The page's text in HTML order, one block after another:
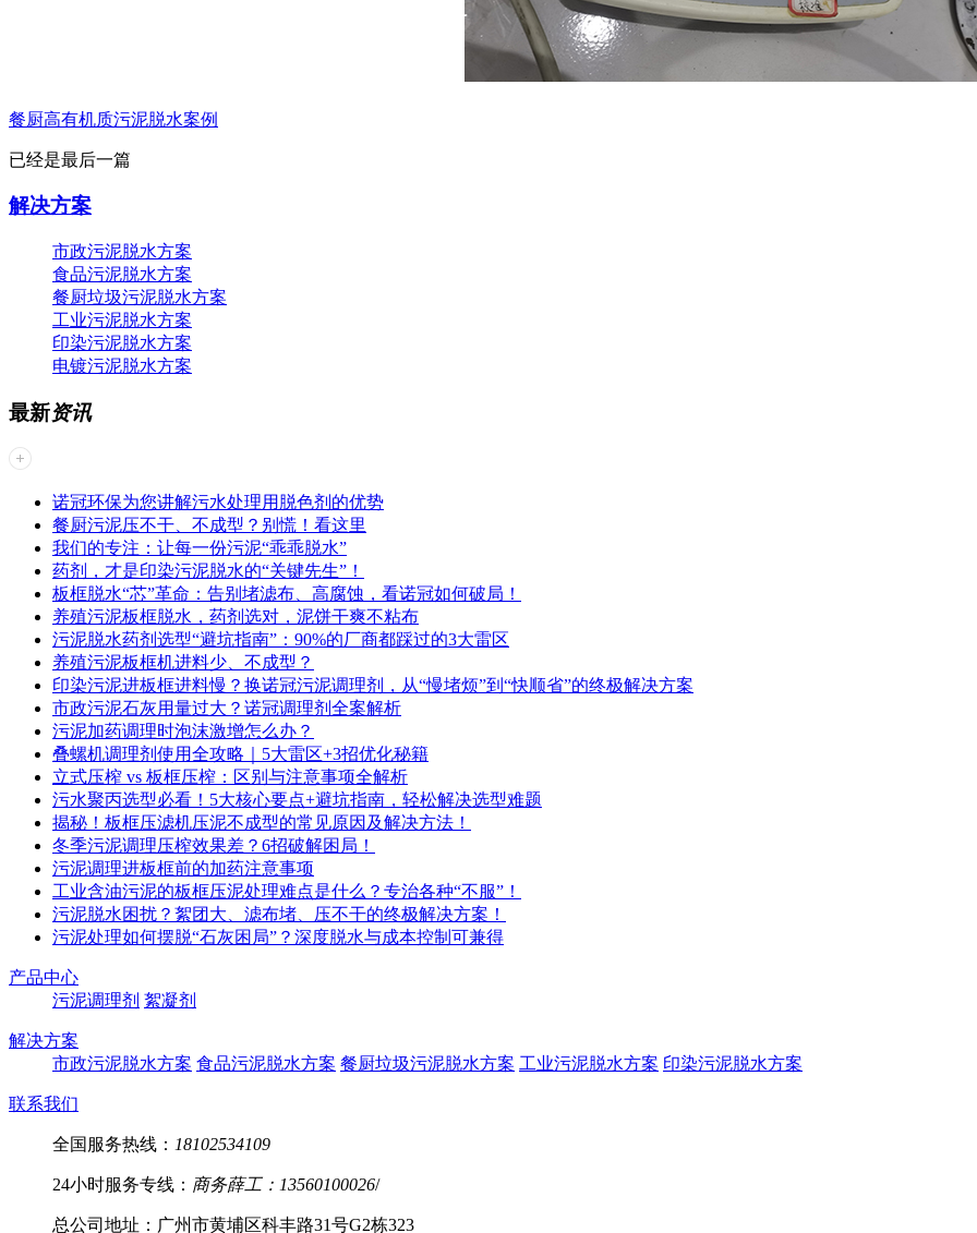
餐厨高有机质污泥脱水案例
已经是最后一篇
解决方案
市政污泥脱水方案
食品污泥脱水方案
餐厨垃圾污泥脱水方案
工业污泥脱水方案
印染污泥脱水方案
电镀污泥脱水方案
最新资讯
诺冠环保为您讲解污水处理用脱色剂的优势
餐厨污泥压不干、不成型？别慌！看这里
我们的专注：让每一份污泥“乖乖脱水”
药剂，才是印染污泥脱水的“关键先生”！
板框脱水“芯”革命：告别堵滤布、高腐蚀，看诺冠如何破局！
养殖污泥板框脱水，药剂选对，泥饼干爽不粘布
污泥脱水药剂选型“避坑指南”：90%的厂商都踩过的3大雷区
养殖污泥板框机进料少、不成型？
印染污泥进板框进料慢？换诺冠污泥调理剂，从“慢堵烦”到“快顺省”的终极解决方案
市政污泥石灰用量过大？诺冠调理剂全案解析
污泥加药调理时泡沫激增怎么办？
叠螺机调理剂使用全攻略｜5大雷区+3招优化秘籍
立式压榨 vs 板框压榨：区别与注意事项全解析
污水聚丙选型必看！5大核心要点+避坑指南，轻松解决选型难题
揭秘！板框压滤机压泥不成型的常见原因及解决方法！
冬季污泥调理压榨效果差？6招破解困局！
污泥调理进板框前的加药注意事项
工业含油污泥的板框压泥处理难点是什么？专治各种“不服”！
污泥脱水困扰？絮团大、滤布堵、压不干的终极解决方案！
污泥处理如何摆脱“石灰困局”？深度脱水与成本控制可兼得
产品中心
污泥调理剂 絮凝剂
解决方案
市政污泥脱水方案 食品污泥脱水方案 餐厨垃圾污泥脱水方案 工业污泥脱水方案 印染污泥脱水方案
联系我们
全国服务热线： 18102534109
24小时服务专线： 商务薛工：13560100026/
总公司地址：广州市黄埔区科丰路31号G2栋323